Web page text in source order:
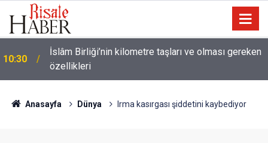
09:47
Ünlü futbolcu Dembele: Eşimin yüzünü
göstermemesi dini bir mesele!
Anasayfa Dünya Irma kasırgası şiddetini kaybediyor